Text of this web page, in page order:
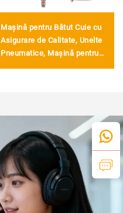
Mașină pentru Bătut Cuie cu
Asigurare de Calitate, Unelte
Pneumatice, Mașină pentru